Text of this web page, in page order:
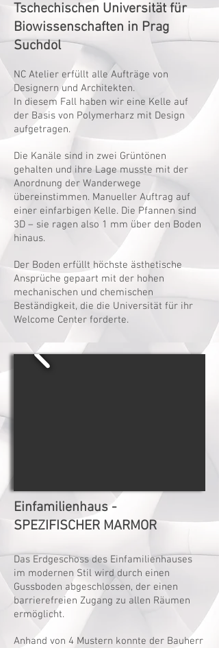
Tschechischen Universität für
Biowissenschaften in Prag
Suchdol
NC Atelier erfüllt alle Aufträge von
Designern und Architekten.
In diesem Fall haben wir eine Kelle auf
der Basis von Polymerharz mit Design
aufgetragen.
Die Kanäle sind in zwei Grüntönen
gehalten und ihre Lage musste mit der
Anordnung der Wanderwege
übereinstimmen. Manueller Auftrag auf
einer einfarbigen Kelle. Die Pfannen sind
3D – sie ragen also 1 mm über den Boden
hinaus.
Der Boden erfüllt höchste ästhetische
Ansprüche gepaart mit der hohen
mechanischen und chemischen
Beständigkeit, die die Universität für ihr
Welcome Center forderte.
Einfamilienhaus -
SPEZIFISCHER MARMOR
Das Erdgeschoss des Einfamilienhauses
im modernen Stil wird durch einen
Gussboden abgeschlossen, der einen
barrierefreien Zugang zu allen Räumen
ermöglicht.
Anhand von 4 Mustern konnte der Bauherr